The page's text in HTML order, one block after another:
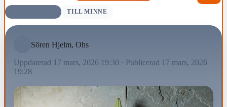
TILL MINNE
Sören Hjelm, Ohs
Uppdaterad 17 mars, 2026 19:30 · Publicerad 17 mars, 2026
19:28